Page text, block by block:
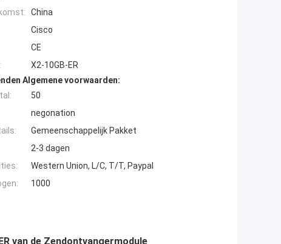
China
Cisco
CE
X2-10GB-ER
Algemene voorwaarden:
50
negonation
Gemeenschappelijk Pakket
2-3 dagen
Western Union, L/C, T/T, Paypal
1000
van de Zendontvangermodule